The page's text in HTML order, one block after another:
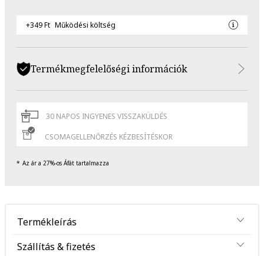
+349 Ft Működési költség
Termékmegfelelőségi információk
30 NAPOS INGYENES VISSZAKÜLDÉS
CSOMAGELLENŐRZÉS KÉZBESÍTÉSKOR
Az ár a 27%-os Áfát tartalmazza
Termékleírás
Szállítás & fizetés